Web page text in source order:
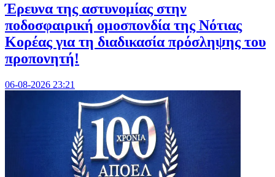
Έρευνα της αστυνομίας στην
ποδοσφαιρική ομοσπονδία της Νότιας
Κορέας για τη διαδικασία πρόσληψης του
προπονητή!
06-08-2026 23:21